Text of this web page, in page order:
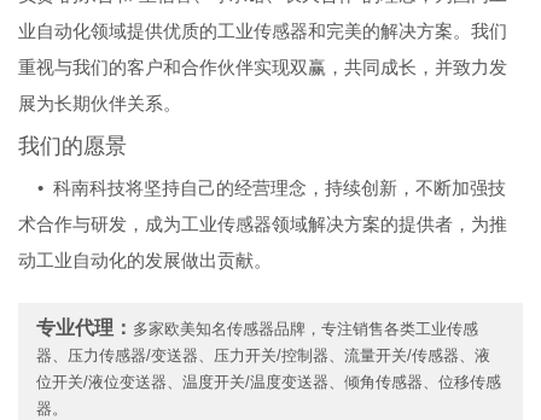
业自动化领域提供优质的工业传感器和完美的解决方案。我们
重视与我们的客户和合作伙伴实现双赢，共同成长，并致力发
展为长期伙伴关系。
我们的愿景
• 科南科技将坚持自己的经营理念，持续创新，不断加强技
术合作与研发，成为工业传感器领域解决方案的提供者，为推
动工业自动化的发展做出贡献。
专业代理： 多家欧美知名传感器品牌，专注销售各类工业传感
器、压力传感器/变送器、压力开关/控制器、流量开关/传感器、液
位开关/液位变送器、温度开关/温度变送器、倾角传感器、位移传感
器。